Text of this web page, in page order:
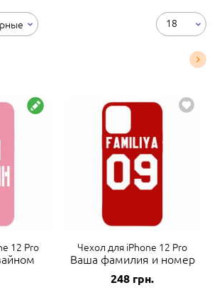
18
12 Pro Чехол для iPhone 12 Pro
Ваша фамилия и номер
248 грн.